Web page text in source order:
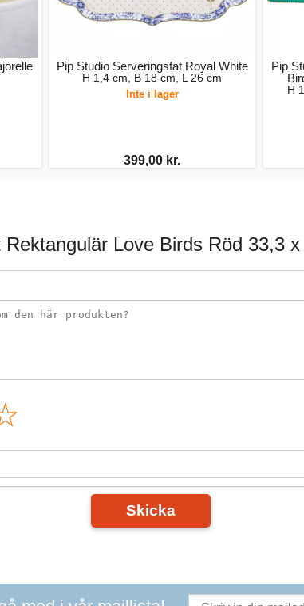
Pip Studio Serveringsfat Royal White
H 1,4 cm, B 18 cm, L 26 cm
Inte i lager
399,00 kr.
Pip
H
Love Birds Röd 33,3
Skicka